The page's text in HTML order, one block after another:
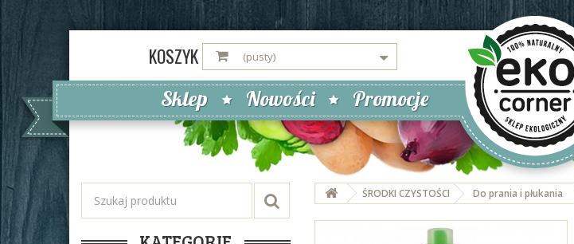
KOSZYK (pusty)
Sklep Nowości Promocje
ŚRODKI CZYSTOŚCI Do prania i płukania